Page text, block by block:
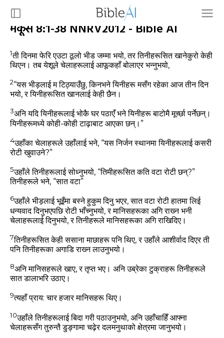
मर्कूस 8:1-38 NNRV2012 - Bible AI
1ती दिनमा फेरि एउटा ठूलो भीड जम्‍मा भयो, तर तिनीहरूसित खानेकुरो केही
थिएन। तब येशूले चेलाहरूलाई आफूकहाँ बोलाएर भन्‍नुभयो,
2“यस भीड़लाई म टिठ्याउँछु, किनभने यिनीहरू मसँग रहेका आज तीन दिन
भयो, र यिनीहरूसित खानलाई केही छैन।
3अनि यदि यिनीहरूलाई भोकै घर पठाएँ भने यिनीहरू बाटोमै मूर्च्‍छा पर्नेछन्‌।
यिनीहरूमध्‍ये कोही-कोही टाढ़ाबाट आएका छन्‌।”
4उहाँका चेलाहरूले उहाँलाई भने, “यस निर्जन स्‍थानमा यिनीहरूलाई कसरी
रोटी खुवाउने?”
5उहाँले तिनीहरूलाई सोध्‍नुभयो, “तिमीहरूसित कति वटा रोटी छन्‌?”
तिनीहरूले भने, “सात वटा”
6उहाँले भीड़लाई भूइँमा बस्‍ने हुकुम दिनु भएर, सात वटा रोटी हातमा लिई
धन्‍यवाद दिनुभएपछि रोटी भाँच्‍नुभयो, र मानिसहरूका अगि राख्‍न भनी
चेलाहरूलाई दिनुभयो, र तिनीहरूले मानिसहरूका अगि राखिदिए।
7तिनीहरूसित केही ससाना माछाहरू पनि थिए, र उहाँले आशीर्वाद दिएर ती
पनि तिनीहरूका अगाडि राख्‍न लाउनुभयो।
8अनि मानिसहरूले खाए, र तृप्‍त भए। अनि उब्रेका टुक्राहरू तिनीहरूले
सात डालाभरि उठाए।
9त्‍यहाँ प्राय: चार हजार मानिसहरू थिए।
10उहाँले तिनीहरूलाई बिदा गरी पठाउनुभयो, अनि उहाँचाहिँ आफ्‍ना
चेलाहरूसँग तुरुन्‍तै डुङ्गामा चढ़ेर दलमनुथाको क्षेत्रमा जानुभयो।